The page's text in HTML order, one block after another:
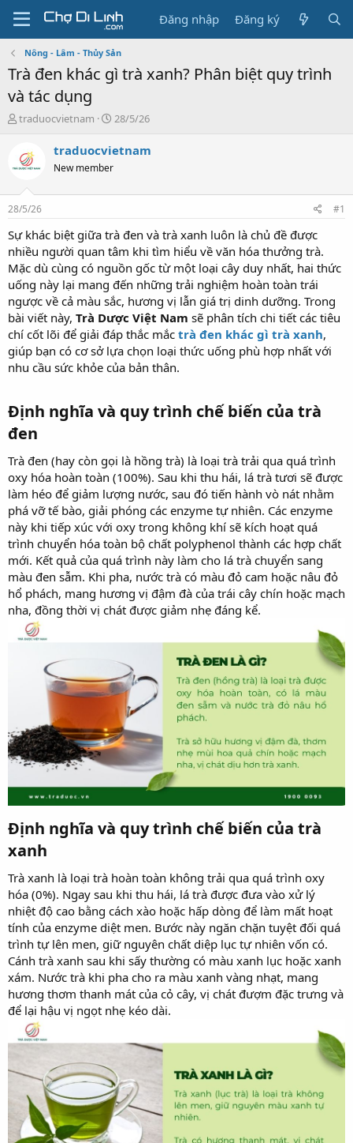
Đăng nhập Đăng ký
Nông - Lâm - Thủy Sản
Trà đen khác gì trà xanh? Phân biệt quy trình
và tác dụng
T
e
a
s
t
a
t
e
r
traduocvietnam
N
à
28/5/26
traduocvietnam
New member
28/5/26 #1
Sự khác biệt giữa trà đen và trà xanh luôn là chủ đề được
nhiều người quan tâm khi tìm hiểu về văn hóa thưởng trà.
Mặc dù cùng có nguồn gốc từ một loại cây duy nhất, hai thức
uống này lại mang đến những trải nghiệm hoàn toàn trái
ngược về cả màu sắc, hương vị lẫn giá trị dinh dưỡng. Trong
bài viết này, Trà Dược Việt Nam sẽ phân tích chi tiết các tiêu
chí cốt lõi để giải đáp thắc mắc trà đen khác gì trà xanh,
giúp bạn có cơ sở lựa chọn loại thức uống phù hợp nhất với
nhu cầu sức khỏe của bản thân.
Định nghĩa và quy trình chế biến của trà
đen​
Trà đen (hay còn gọi là hồng trà) là loại trà trải qua quá trình
oxy hóa hoàn toàn (100%). Sau khi thu hái, lá trà tươi sẽ được
làm héo để giảm lượng nước, sau đó tiến hành vò nát nhằm
phá vỡ tế bào, giải phóng các enzyme tự nhiên. Các enzyme
này khi tiếp xúc với oxy trong không khí sẽ kích hoạt quá
trình chuyển hóa toàn bộ chất polyphenol thành các hợp chất
mới. Kết quả của quá trình này làm cho lá trà chuyển sang
màu đen sẫm. Khi pha, nước trà có màu đỏ cam hoặc nâu đỏ
hổ phách, mang hương vị đậm đà của trái cây chín hoặc mạch
nha, đồng thời vị chát được giảm nhẹ đáng kể.
Định nghĩa và quy trình chế biến của trà
xanh​
Trà xanh là loại trà hoàn toàn không trải qua quá trình oxy
hóa (0%). Ngay sau khi thu hái, lá trà được đưa vào xử lý
nhiệt độ cao bằng cách xào hoặc hấp dòng để làm mất hoạt
tính của enzyme diệt men. Bước này ngăn chặn tuyệt đối quá
trình tự lên men, giữ nguyên chất diệp lục tự nhiên vốn có.
Cánh trà xanh sau khi sấy thường có màu xanh lục hoặc xanh
xám. Nước trà khi pha cho ra màu xanh vàng nhạt, mang
hương thơm thanh mát của cỏ cây, vị chát đượm đặc trưng và
để lại hậu vị ngọt nhẹ kéo dài.